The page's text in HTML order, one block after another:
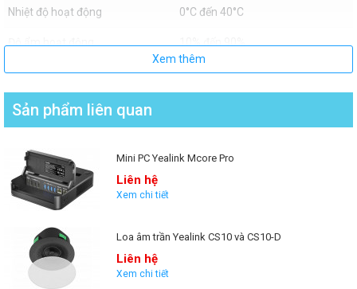
Thiết kế hiện đại, tinh gọn và tiện dụng
VCM36-W có thiết kế nhỏ gọn với đường kính chỉ 100mm, dễ dàng bố
trí trên bàn họp mà không gây vướng víu. Với chất liệu cao cấp và màu
nhau.
Nhiệt độ hoạt động 0°C đến 40°C
Xem thêm
Sản phẩm liên quan
Mini PC Yealink Mcore Pro
Liên hệ
Xem chi tiết
Loa âm trần Yealink CS10 và CS10-D
Liên hệ
Xem chi tiết